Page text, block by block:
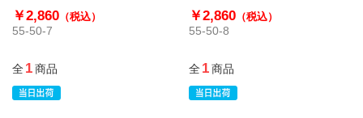
￥2,860 （税込）
55-50-7
全1商品
み
￥2,860（税込）
55-50-8
全1商品